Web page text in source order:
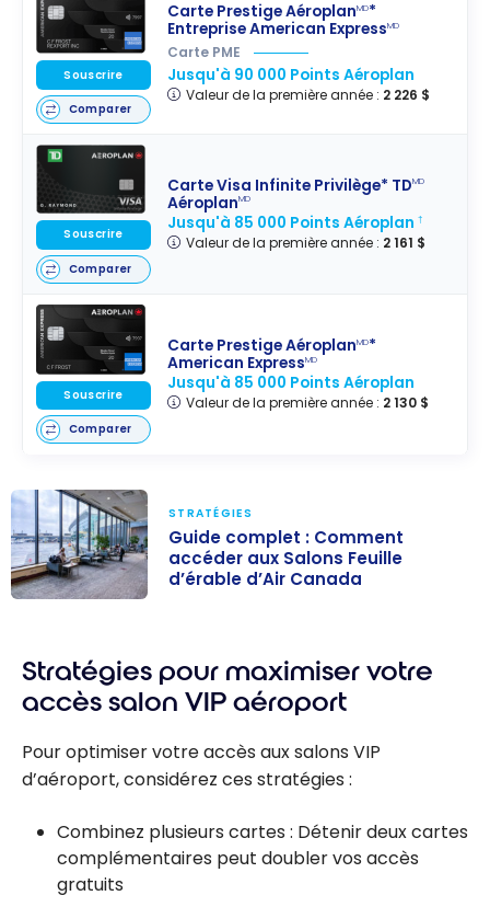
Carte Prestige AéroplanMD*
Entreprise American ExpressMD
Carte PME
Jusqu'à 90 000 Points Aéroplan
Valeur de la première année : 2 226 $
Souscrire
Comparer
Carte Visa Infinite Privilège* TDMD
AéroplanMD
Jusqu'à 85 000 Points Aéroplan†
Valeur de la première année : 2 161 $
Souscrire
Comparer
Carte Prestige AéroplanMD*
American ExpressMD
Jusqu'à 85 000 Points Aéroplan
Valeur de la première année : 2 130 $
Souscrire
Comparer
accéder aux
Salons Feuille
Canada
STRATÉGIES
Guide complet : Comment
accéder aux Salons Feuille
d’érable d’Air Canada
Stratégies pour maximiser votre
accès salon VIP aéroport
Pour optimiser votre accès aux salons VIP
d’aéroport, considérez ces stratégies :
Combinez plusieurs cartes : Détenir deux cartes
complémentaires peut doubler vos accès
gratuits